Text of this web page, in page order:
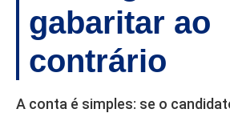
gabaritar ao
contrário
A conta é simples: se o